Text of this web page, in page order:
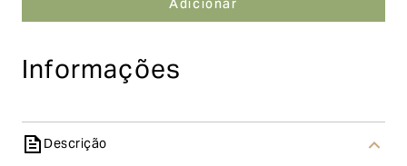
Informações
Descrição